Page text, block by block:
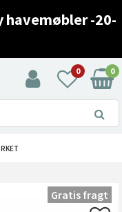
havemøbler -20-
0 0
Gratis fragt